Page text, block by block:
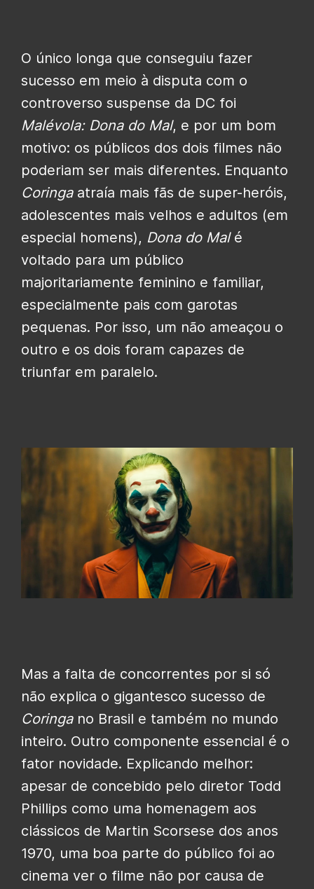
O único longa que conseguiu fazer
sucesso em meio à disputa com o
controverso suspense da DC foi
Malévola: Dona do Mal, e por um bom
motivo: os públicos dos dois filmes não
poderiam ser mais diferentes. Enquanto
Coringaatraía mais fãs de super-heróis,
adolescentes mais velhos e adultos (em
especial homens), Dona do Malé
voltado para um público
majoritariamente feminino e familiar,
especialmente pais com garotas
pequenas. Por isso, um não ameaçou o
outro e os dois foram capazes de
triunfar em paralelo.
Mas a falta de concorrentes por si só
não explica o gigantesco sucesso de
Coringano Brasil e também no mundo
inteiro. Outro componente essencial é o
fator novidade. Explicando melhor:
apesar de concebido pelo diretor Todd
Phillips como uma homenagem aos
clássicos de Martin Scorsese dos anos
1970, uma boa parte do público foi ao
cinema ver o filme não por causa de